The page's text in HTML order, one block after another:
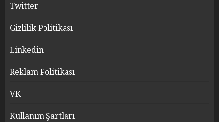
Twitter
Gizlilik Politikası
Linkedin
Reklam Politikası
VK
Kullanım Şartları